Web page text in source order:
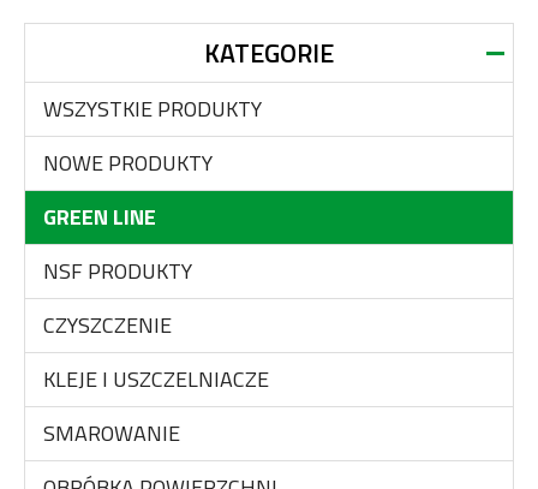
KATEGORIE
WSZYSTKIE PRODUKTY
NOWE PRODUKTY
GREEN LINE
NSF PRODUKTY
CZYSZCZENIE
KLEJE I USZCZELNIACZE
SMAROWANIE